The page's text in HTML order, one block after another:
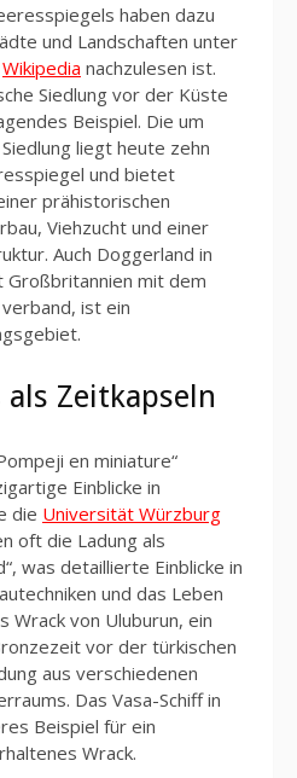
haben dazu
und Landschaften unter
Wikipedia nachzulesen ist.
Siedlung vor der Küste
Beispiel. Die um
liegt heute zehn
und bietet
prähistorischen
Viehzucht und einer
Auch Doggerland in
mit dem
ist ein
Zeitkapseln
en miniature“
Einblicke in
die Universität Würzburg
oft die Ladung als
was detaillierte Einblicke in
und das Leben
Wrack von Uluburun, ein
vor der türkischen
aus verschiedenen
Das Vasa-Schiff in
Beispiel für ein
Wrack.